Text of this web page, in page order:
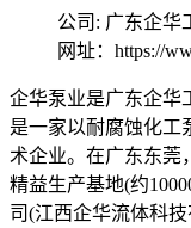
公司: 广东企华
网址：https://
企华泵业是广东企华
是一家以耐腐蚀化工
术企业。在广东东莞
精益生产基地(约
司(江西企华流体科